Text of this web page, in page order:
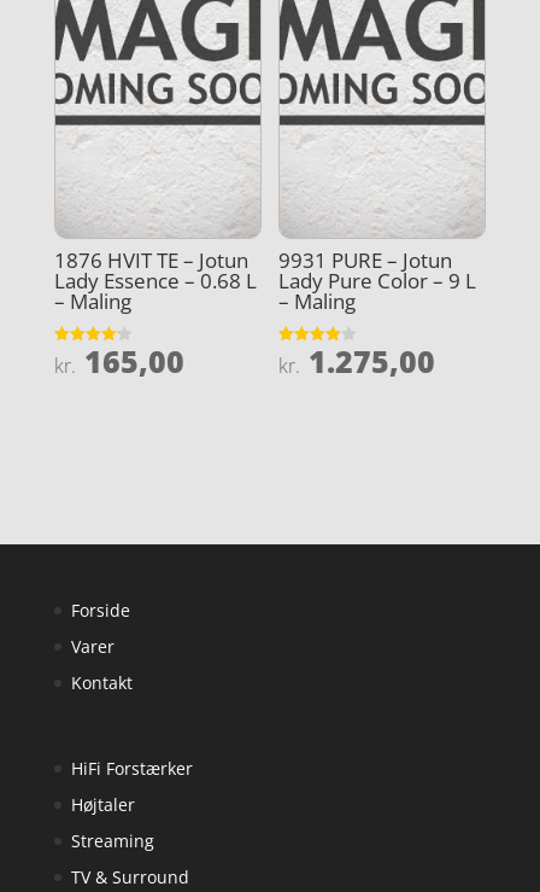
1876 HVIT TE – Jotun
Lady Essence – 0.68 L
– Maling
Vurderet
4.2
kr. 165,00
9931 PURE – Jotun
Lady Pure Color – 9 L
– Maling
Vurderet
4
kr. 1.275,00
Forside
Varer
Kontakt
HiFi Forstærker
Højtaler
Streaming
TV & Surround